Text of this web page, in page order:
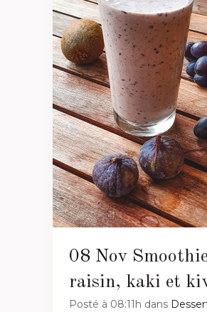
08 Nov
raisin, kaki et
Posté à 08:11h dans